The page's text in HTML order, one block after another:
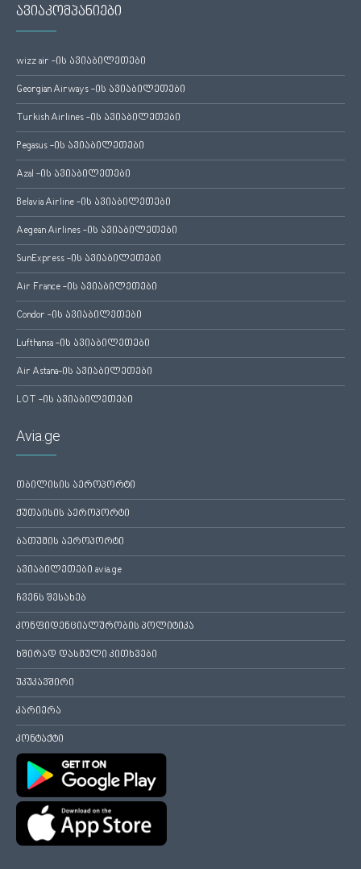
ავიაკომპანიები
wizz air -ის ავიაბილეთები
Georgian Airways -ის ავიაბილეთები
Turkish Airlines -ის ავიაბილეთები
Pegasus -ის ავიაბილეთები
Azal -ის ავიაბილეთები
Belavia Airline -ის ავიაბილეთები
Aegean Airlines -ის ავიაბილეთები
SunExpress -ის ავიაბილეთები
Air France -ის ავიაბილეთები
Condor -ის ავიაბილეთები
Lufthansa -ის ავიაბილეთები
Air Astana-ის ავიაბილეთები
LOT -ის ავიაბილეთები
Avia.ge
თბილისის აეროპორტი
ქუთაისის აეროპორტი
ბათუმის აეროპორტი
ავიაბილეთები avia.ge
ჩვენს შესახებ
კონფიდენციალურობის პოლიტიკა
ხშირად დასმული კითხვები
უკუკავშირი
კარიერა
კონტაქტი